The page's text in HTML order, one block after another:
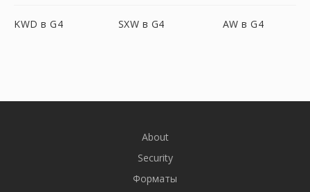
KWD в G4 SXW в G4 AW в G4
About
Security
Форматы